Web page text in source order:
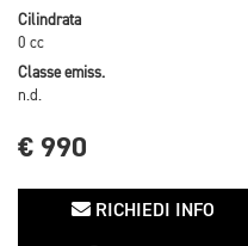
Cilindrata
0 cc
Classe emiss.
n.d.
€ 990
RICHIEDI INFO